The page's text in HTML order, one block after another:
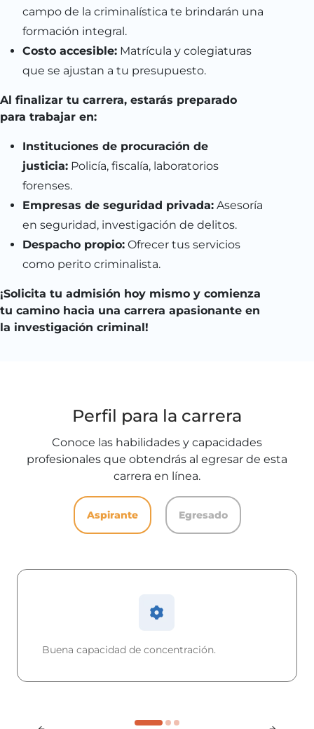
campo de la criminalística te brindarán una
formación integral.
Costo accesible: Matrícula y colegiaturas
que se ajustan a tu presupuesto.
Al finalizar tu carrera, estarás preparado
para trabajar en:
Instituciones de procuración de
justicia: Policía, fiscalía, laboratorios
forenses.
Empresas de seguridad privada: Asesoría
en seguridad, investigación de delitos.
Despacho propio: Ofrecer tus servicios
como perito criminalista.
¡Solicita tu admisión hoy mismo y comienza
tu camino hacia una carrera apasionante en
la investigación criminal!
Perfil para la carrera
Conoce las habilidades y capacidades
profesionales que obtendrás al egresar de esta
carrera en línea.
Aspirante Egresado
Buena capacidad de concentración.